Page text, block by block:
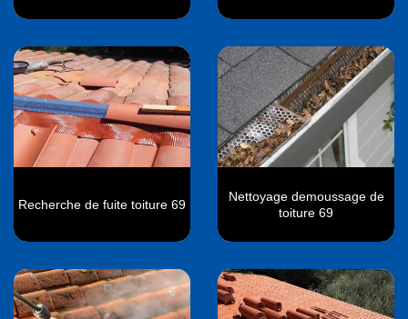
Recherche de fuite toiture 69
Nettoyage demoussage de
toiture 69